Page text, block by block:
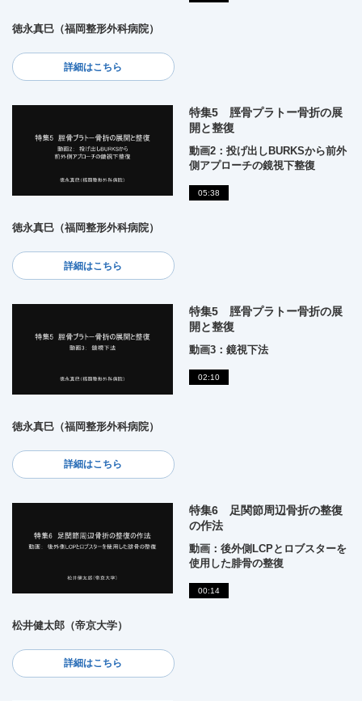
徳永真巳（福岡整形外科病院）
詳細はこちら
特集5 脛骨プラトー骨折の展
開と整復
動画2：投げ出しBURKSから前外
側アプローチの鏡視下整復
05:38
徳永真巳（福岡整形外科病院）
詳細はこちら
特集5 脛骨プラトー骨折の展
開と整復
動画3：鏡視下法
02:10
徳永真巳（福岡整形外科病院）
詳細はこちら
特集6 足関節周辺骨折の整復
の作法
動画：後外側LCPとロブスターを
使用した腓骨の整復
00:14
松井健太郎（帝京大学）
詳細はこちら